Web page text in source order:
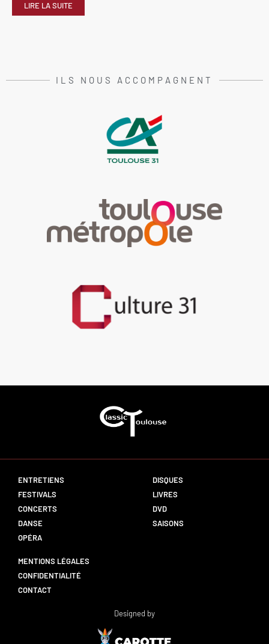
LIRE LA SUITE
ILS NOUS ACCOMPAGNENT
ENTRETIENS
FESTIVALS
CONCERTS
DANSE
OPÉRA
DISQUES
LIVRES
DVD
SAISONS
MENTIONS LÉGALES
CONFIDENTIALITÉ
CONTACT
Designed by